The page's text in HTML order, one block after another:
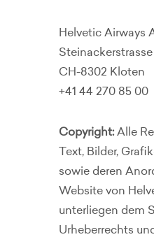
Helvetic Airways
Steinackerstrasse
CH-8302 Kloten
+41 44 270 85 00
Copyright: Alle
Text, Bilder,
sowie deren
Website von
unterliegen dem
Urheberrechts